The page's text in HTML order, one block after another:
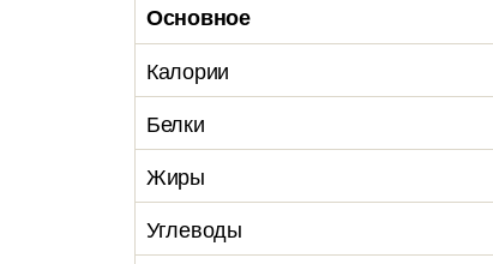
Основное
Калории
Белки
Жиры
Углеводы